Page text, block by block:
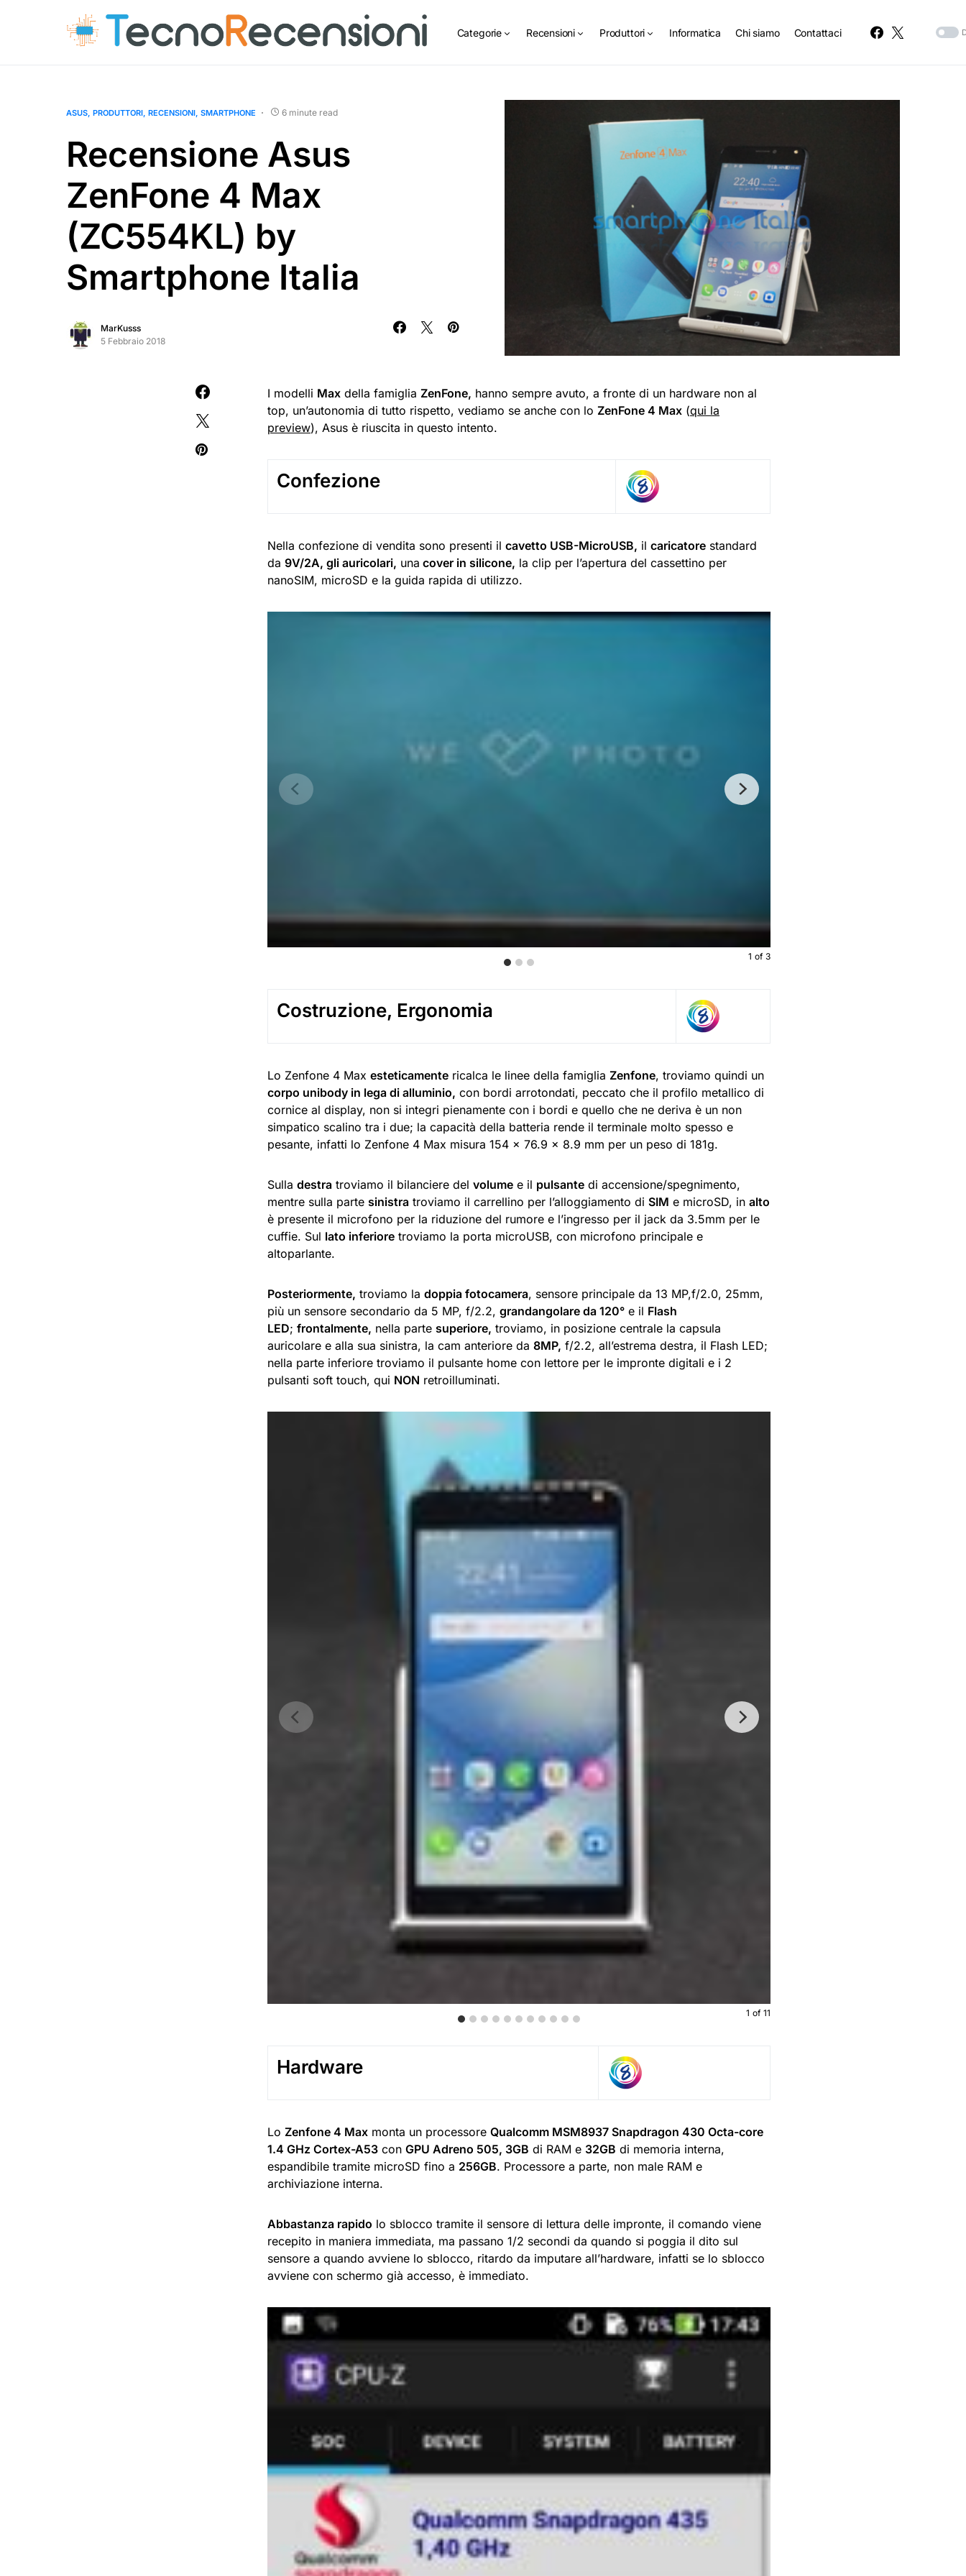
Categorie Recensioni Produttori Informatica Chi siamo Contattaci
ASUS PRODUTTORI RECENSIONI SMARTPHONE 6 minute read
Recensione Asus
ZenFone 4 Max
(ZC554KL) by
Smartphone Italia
MarKusss
5 Febbraio 2018
I modelli Max della famiglia ZenFone, hanno sempre avuto, a fronte di un hardware non al
top, un’autonomia di tutto rispetto, vediamo se anche con lo ZenFone 4 Max (qui la
preview), Asus è riuscita in questo intento.
Confezione
Nella confezione di vendita sono presenti il cavetto USB-MicroUSB, il caricatore standard
da 9V/2A, gli auricolari, una cover in silicone, la clip per l’apertura del cassettino per
nanoSIM, microSD e la guida rapida di utilizzo.
1 of 3
Costruzione, Ergonomia
Lo Zenfone 4 Max esteticamente ricalca le linee della famiglia Zenfone, troviamo quindi un
corpo unibody in lega di alluminio, con bordi arrotondati, peccato che il profilo metallico di
cornice al display, non si integri pienamente con i bordi e quello che ne deriva è un non
simpatico scalino tra i due; la capacità della batteria rende il terminale molto spesso e
pesante, infatti lo Zenfone 4 Max misura 154 x 76.9 x 8.9 mm per un peso di 181g.
Sulla destra troviamo il bilanciere del volume e il pulsante di accensione/spegnimento,
mentre sulla parte sinistra troviamo il carrellino per l’alloggiamento di SIM e microSD, in alto
è presente il microfono per la riduzione del rumore e l’ingresso per il jack da 3.5mm per le
cuffie. Sul lato inferiore troviamo la porta microUSB, con microfono principale e
altoparlante.
Posteriormente, troviamo la doppia fotocamera, sensore principale da 13 MP,f/2.0, 25mm,
più un sensore secondario da 5 MP, f/2.2, grandangolare da 120° e il Flash
LED; frontalmente, nella parte superiore, troviamo, in posizione centrale la capsula
auricolare e alla sua sinistra, la cam anteriore da 8MP, f/2.2, all’estrema destra, il Flash LED;
nella parte inferiore troviamo il pulsante home con lettore per le impronte digitali e i 2
pulsanti soft touch, qui NON retroilluminati.
1 of 11
Hardware
Lo Zenfone 4 Max monta un processore Qualcomm MSM8937 Snapdragon 430 Octa-core
1.4 GHz Cortex-A53 con GPU Adreno 505, 3GB di RAM e 32GB di memoria interna,
espandibile tramite microSD fino a 256GB. Processore a parte, non male RAM e
archiviazione interna.
Abbastanza rapido lo sblocco tramite il sensore di lettura delle impronte, il comando viene
recepito in maniera immediata, ma passano 1/2 secondi da quando si poggia il dito sul
sensore a quando avviene lo sblocco, ritardo da imputare all’hardware, infatti se lo sblocco
avviene con schermo già accesso, è immediato.